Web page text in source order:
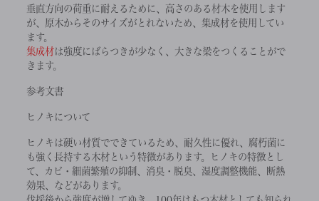
垂直方向の荷重に耐えるために、高さのある材木を使用します
が、原木からそのサイズがとれないため、集成材を使用してい
ます。
集成材は強度にばらつきが少なく、大きな梁をつくることがで
きます。
参考文書
ヒノキについて
ヒノキは硬い材質でできているため、耐久性に優れ、腐朽菌に
も強く長持する木材という特徴があります。ヒノキの特徴とし
て、カビ・細菌繁殖の抑制、消臭・脱臭、湿度調整機能、断熱
効果、などがあります。